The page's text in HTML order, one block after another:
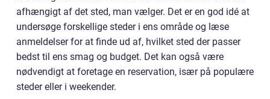
afhængigt af det sted, man vælger. Det er en god idé at
undersøge forskellige steder i ens område og læse
anmeldelser for at finde ud af, hvilket sted der passer
bedst til ens smag og budget. Det kan også være
nødvendigt at foretage en reservation, især på populære
steder eller i weekender.